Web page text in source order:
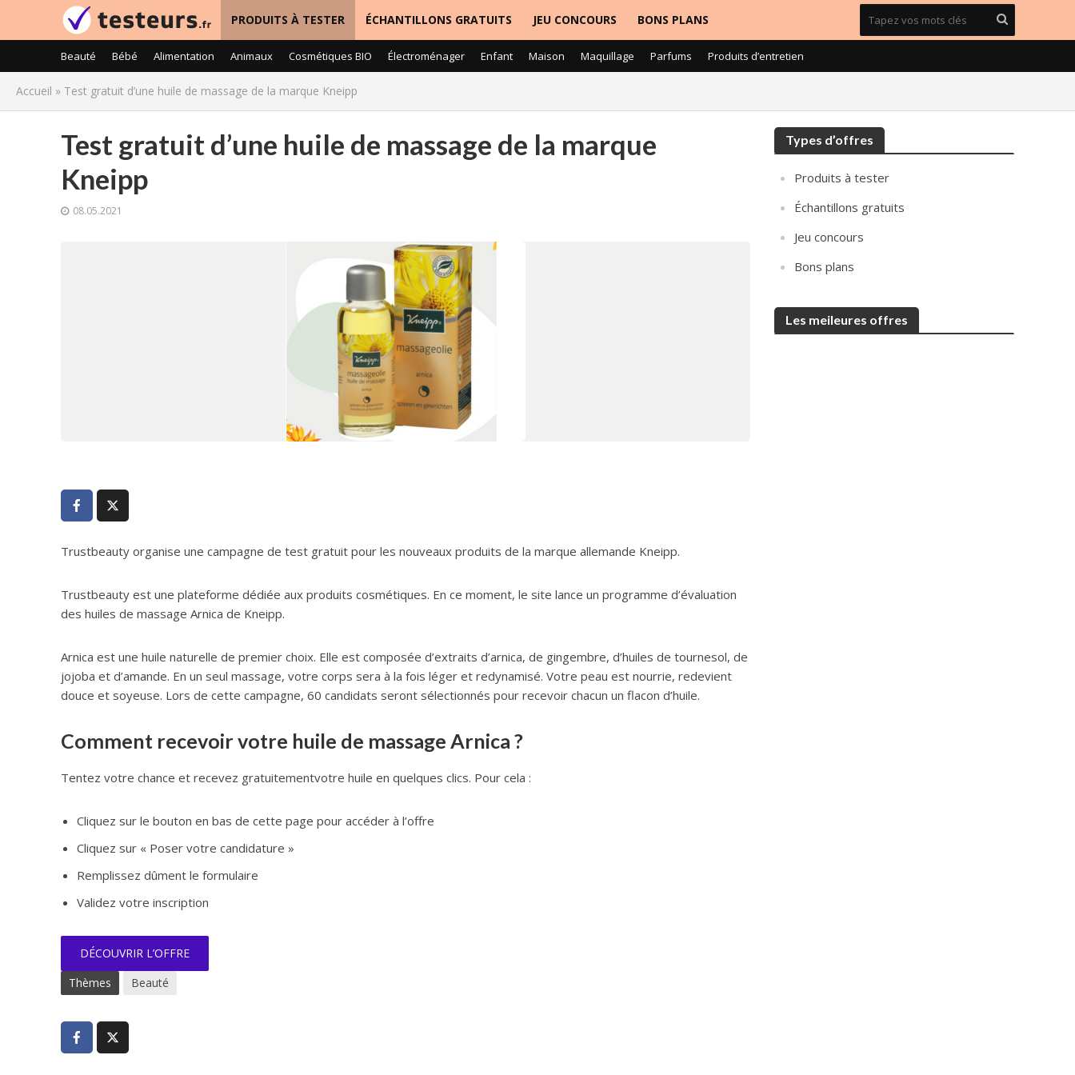
PRODUITS À TESTER ÉCHANTILLONS GRATUITS JEU CONCOURS BONS PLANS
Beauté Bébé Alimentation Animaux Cosmétiques BIO Électroménager Enfant Maison Maquillage Parfums Produits d’entretien
Accueil » Test gratuit d’une huile de massage de la marque Kneipp
Test gratuit d’une huile de massage de la marque
Kneipp
08.05.2021
Trustbeauty organise une campagne de test gratuit pour les nouveaux produits de la marque allemande Kneipp.
Trustbeauty est une plateforme dédiée aux produits cosmétiques. En ce moment, le site lance un programme d’évaluation
des huiles de massage Arnica de Kneipp.
Arnica est une huile naturelle de premier choix. Elle est composée d’extraits d’arnica, de gingembre, d’huiles de tournesol, de
jojoba et d’amande. En un seul massage, votre corps sera à la fois léger et redynamisé. Votre peau est nourrie, redevient
douce et soyeuse. Lors de cette campagne, 60 candidats seront sélectionnés pour recevoir chacun un flacon d’huile.
Comment recevoir votre huile de massage Arnica ?
Tentez votre chance et recevez gratuitementvotre huile en quelques clics. Pour cela :
Cliquez sur le bouton en bas de cette page pour accéder à l’offre
Cliquez sur « Poser votre candidature »
Remplissez dûment le formulaire
Validez votre inscription
DÉCOUVRIR L’OFFRE
Thèmes
Beauté
Types d’offres
Produits à tester
Échantillons gratuits
Jeu concours
Bons plans
Les meileures offres